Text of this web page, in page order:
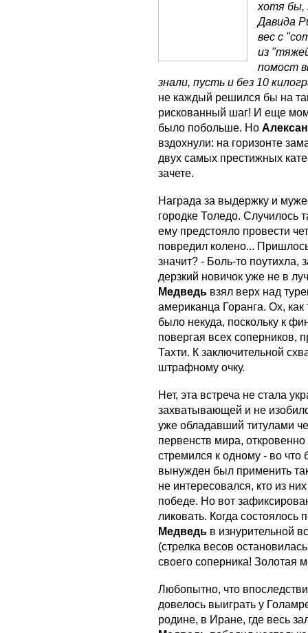
хотя бы,
Давида
вес с
из
помост
знали, пусть и без 10
не каждый решился бы на
рискованный шаг! И еще
было побольше. Но
вздохнули: на горизонте
двух самых престижных
зачете.
Награда за выдержку и
городке Толедо. Случилось
ему предстояло провести
повредил колено...
значит? - Боль-то поутихла,
дерзкий новичок уже не в
Медведь взял верх над
американца Горанга. Ох,
было некуда, поскольку к
повергая всех соперников,
Тахти. К заключительной
штрафному очку.
Нет, эта встреча не стала
захватывающей и не
уже обладавший титулами
первенств мира,
стремился к одному - во что
вынужден был применить
не интересовался, кто из
победе. Но вот
ликовать. Когда
Медведь в изнурительной
(стрелка весов
своего соперника! Золотая
Любопытно, что
довелось выиграть у
родине, в Иране, где весь